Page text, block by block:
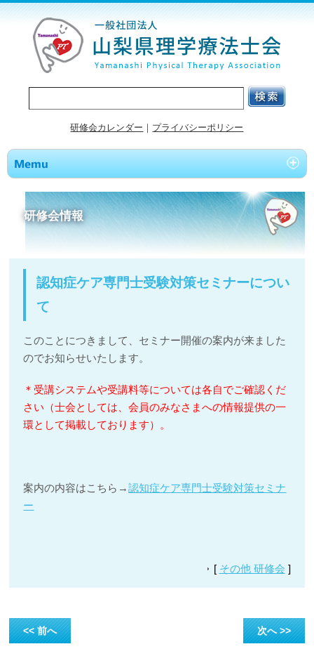
研修会カレンダー ｜ プライバシーポリシー
研修会情報
認知症ケア専門士受験対策セミナーについ
て
このことにつきまして、セミナー開催の案内が来ました
のでお知らせいたします。
＊受講システムや受講料等については各自でご確認くだ
さい（士会としては、会員のみなさまへの情報提供の一
環として掲載しております）。
案内の内容はこちら→認知症ケア専門士受験対策セミナ
ー
[ その他 研修会 ]
<< 前へ 次へ >>